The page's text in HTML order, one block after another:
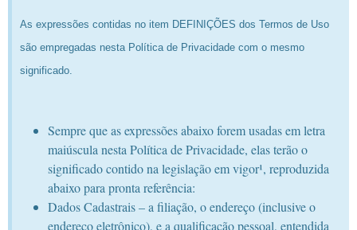
As expressões contidas no item DEFINIÇÕES dos Termos de Uso
são empregadas nesta Política de Privacidade com o mesmo
significado.
Sempre que as expressões abaixo forem usadas em letra
maiúscula nesta Política de Privacidade, elas terão o
significado contido na legislação em vigor¹, reproduzida
abaixo para pronta referência:
Dados Cadastrais – a filiação, o endereço (inclusive o
endereço eletrônico), e a qualificação pessoal, entendida